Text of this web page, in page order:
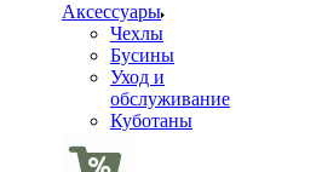
Аксессуары
Чехлы
Бусины
Уход и
обслуживание
Куботаны